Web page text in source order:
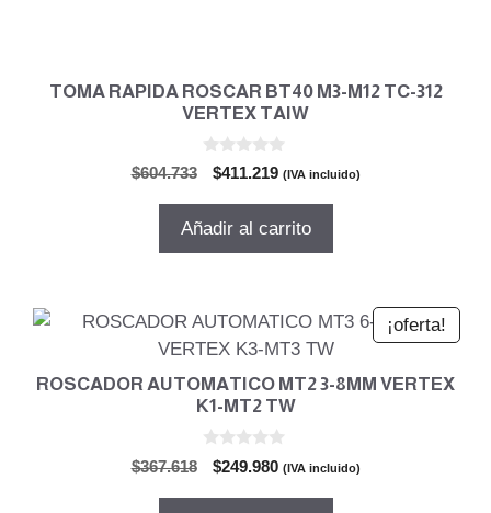
TOMA RAPIDA ROSCAR BT40 M3-M12 TC-312
VERTEX TAIW
$604.733
El
original
$411.219El
actual
(IVA incluido)
Añadir al carrito
¡oferta!
ROSCADOR AUTOMATICO MT2 3-8MM VERTEX
K1-MT2 TW
$367.618
El
$249.980El(IVA incluido)